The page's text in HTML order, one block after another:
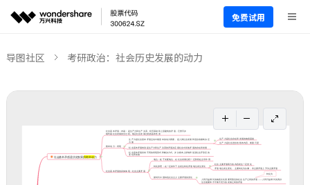
免费试用
导图社区 考研政治：社会历史发展的动力